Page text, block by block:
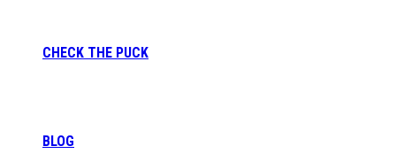
CHECK THE PUCK
BLOG